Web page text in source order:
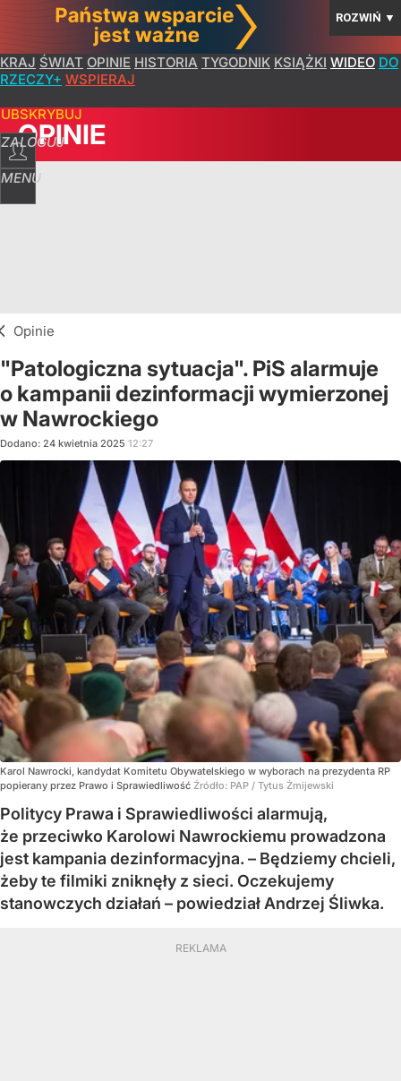
ROZWIŃ ▼
KRAJ ŚWIAT OPINIE HISTORIA TYGODNIK KSIĄŻKI WIDEO DO
RZECZY+ WSPIERAJ
ZALOGUJ
MENU
OPINIE
Opinie
"Patologiczna sytuacja". PiS alarmuje
o kampanii dezinformacji wymierzonej
w Nawrockiego
Dodano: 24 kwietnia 2025 12:27
Karol Nawrocki, kandydat Komitetu Obywatelskiego w wyborach na prezydenta RP
popierany przez Prawo i Sprawiedliwość Źródło: PAP / Tytus Żmijewski
Politycy Prawa i Sprawiedliwości alarmują,
że przeciwko Karolowi Nawrockiemu prowadzona
jest kampania dezinformacyjna. – Będziemy chcieli,
żeby te filmiki zniknęły z sieci. Oczekujemy
stanowczych działań – powiedział Andrzej Śliwka.